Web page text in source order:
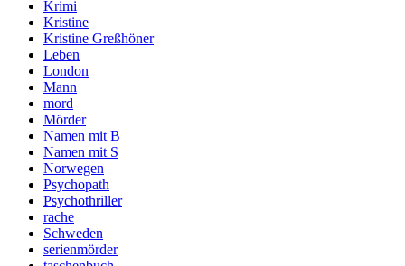
Krimi
Kristine
Kristine Greßhöner
Leben
London
Mann
mord
Mörder
Namen mit B
Namen mit S
Norwegen
Psychopath
Psychothriller
rache
Schweden
serienmörder